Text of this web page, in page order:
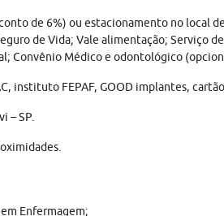
de 6%) ou estacionamento no local
de Vida; Vale alimentação; Serviço
Convênio Médico e odontológico
instituto FEPAF, GOOD implantes,
– SP.
Enfermagem;